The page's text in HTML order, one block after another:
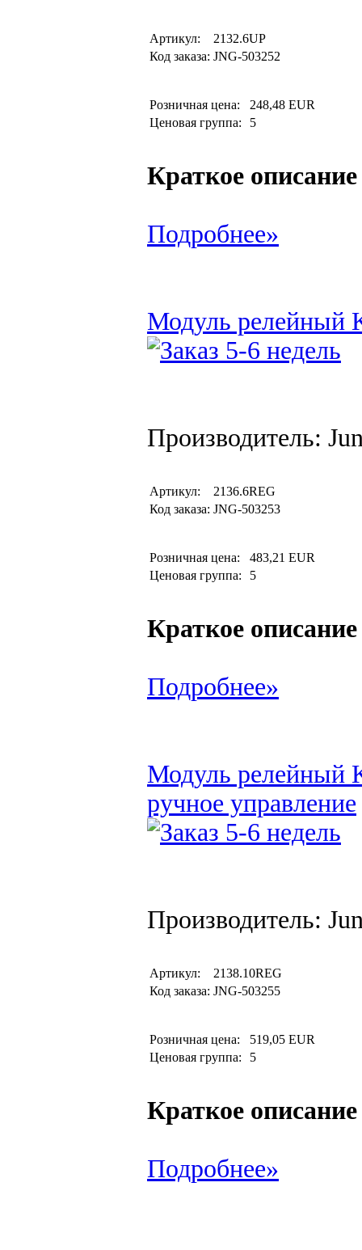
Артикул:
2132.6UP
Код заказа: JNG-503252
Розничная цена:
248,48 EUR
Ценовая группа:
5
Краткое описание
Подробнее»
Модуль релейный
Производитель:
Артикул:
2136.6REG
Код заказа: JNG-503253
Розничная цена:
483,21 EUR
Ценовая группа:
5
Краткое описание
Подробнее»
Модуль релейный
ручное управление
Производитель:
Артикул:
2138.10REG
Код заказа: JNG-503255
Розничная цена:
519,05 EUR
Ценовая группа:
5
Краткое описание
Подробнее»